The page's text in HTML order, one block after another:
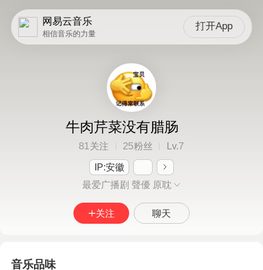
网易云音乐
相信音乐的力量
打开App
牛肉芹菜没有腊肠
81关注 25粉丝 Lv.7
IP:安徽
最爱广播剧 聲優 原耽
关注 聊天
音乐品味